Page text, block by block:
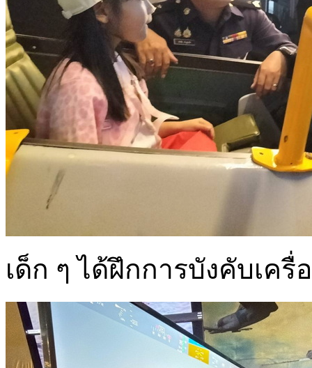
เด็ก ๆ ได้ฝึกการบังคับเครื่